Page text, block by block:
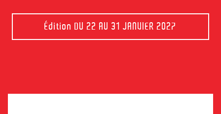
Édition DU 22 AU 31 JANVIER 2027